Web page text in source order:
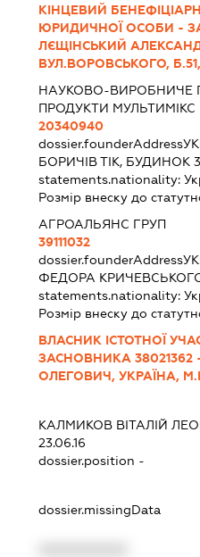
КІНЦЕВИЙ
ЮРИДИЧНОЇ ОСОБИ -
ЛЄЩІНСЬКИЙ
ВУЛ.ВОРОВСЬКОГО, Б.51,
НАУКОВО-ВИРОБНИЧЕ
ПРОДУКТИ МУЛЬТИМІКС
20340940
dossier.founderAddress
БОРИЧІВ ТІК, БУДИНОК
statements.nationality:
Розмір внеску до
АГРОАЛЬЯНС ГРУП
39111032
dossier.founderAddress
ФЕДОРА
statements.nationality:
Розмір внеску до
ВЛАСНИК ІСТОТНОЇ
ЗАСНОВНИКА
ОЛЕГОВИЧ, УКРАЇНА,
КАЛМИКОВ ВІТАЛІЙ
23.06.16
dossier.position -
dossier.missingData